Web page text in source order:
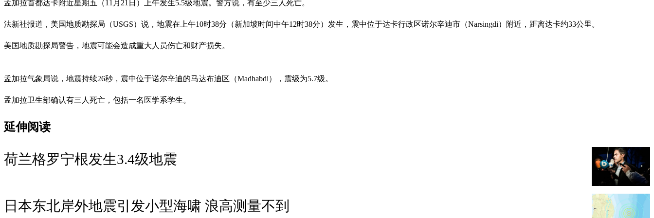
孟加拉首都达卡附近星期五（11月21日）上午发生5.5级地震。警方说，有至少三人死亡。
法新社报道，美国地质勘探局（USGS）说，地震在上午10时38分（新加坡时间中午12时38分）发生，震中位于达卡行政区诺尔辛迪市（Narsingdi）附近，距离达卡约33公里。
美国地质勘探局警告，地震可能会造成重大人员伤亡和财产损失。
孟加拉气象局说，地震持续26秒，震中位于诺尔辛迪的马达布迪区（Madhabdi），震级为5.7级。
孟加拉卫生部确认有三人死亡，包括一名医学系学生。
延伸阅读
荷兰格罗宁根发生3.4级地震
日本东北岸外地震引发小型海啸 浪高测量不到